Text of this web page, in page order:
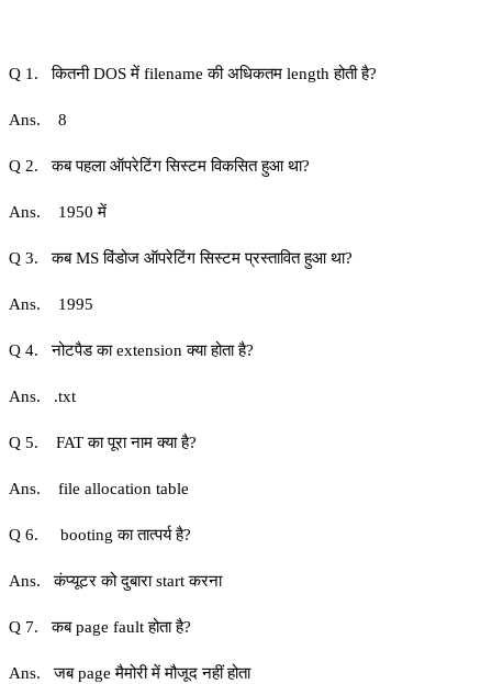
Q 1. कितनी DOS में filename की अधिकतम length होती है?
Ans. 8
Q 2. कब पहला ऑपरेटिंग सिस्टम विकसित हुआ था?
Ans. 1950 में
Q 3. कब MS विंडोज ऑपरेटिंग सिस्टम प्रस्तावित हुआ था?
Ans. 1995
Q 4. नोटपैड का extension क्या होता है?
Ans. .txt
Q 5. FAT का पूरा नाम क्या है?
Ans. file allocation table
Q 6. booting का तात्पर्य है?
Ans. कंप्यूटर को दुबारा start करना
Q 7. कब page fault होता है?
Ans. जब page मैमोरी में मौजूद नहीं होता